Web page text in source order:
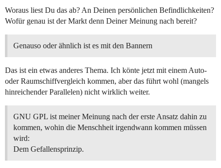
Woraus liest Du das ab? An Deinen persönlichen Befindlichkeiten?
Wofür genau ist der Markt denn Deiner Meinung nach bereit?
Genauso oder ähnlich ist es mit den Bannern
Das ist ein etwas anderes Thema. Ich könte jetzt mit einem Auto-
oder Raumschiffvergleich kommen, aber das führt wohl (mangels
hinreichender Parallelen) nicht wirklich weiter.
GNU GPL ist meiner Meinung nach der erste Ansatz dahin zu
kommen, wohin die Menschheit irgendwann kommen müssen
wird:
Dem Gefallensprinzip.